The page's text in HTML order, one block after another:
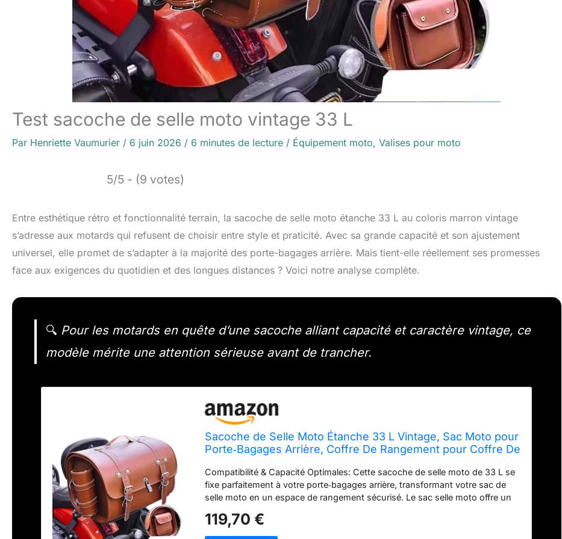
Test sacoche de selle moto vintage 33 L
Par Henriette Vaumurier / 6 juin 2026 / 6 minutes de lecture / Équipement moto, Valises pour moto
5/5 - (9 votes)
Entre esthétique rétro et fonctionnalité terrain, la sacoche de selle moto étanche 33 L au coloris marron vintage
s’adresse aux motards qui refusent de choisir entre style et praticité. Avec sa grande capacité et son ajustement
universel, elle promet de s’adapter à la majorité des porte-bagages arrière. Mais tient-elle réellement ses promesses
face aux exigences du quotidien et des longues distances ? Voici notre analyse complète.
🔍 Pour les motards en quête d’une sacoche alliant capacité et caractère vintage, ce
modèle mérite une attention sérieuse avant de trancher.
Sacoche de Selle Moto Étanche 33 L Vintage, Sac Moto pour
Porte‑Bagages Arrière, Coffre De Rangement pour Coffre De
Compatibilité & Capacité Optimales: Cette sacoche de selle moto de 33 L se
fixe parfaitement à votre porte‑bagages arrière, transformant votre sac de
selle moto en un espace de rangement sécurisé. Le sac selle moto offre un
cadres, et la sacoche moto selle arriere assure une stabilité sans pareil.
Matériau Premium & Finition Haut de Gamme: Notre sacoche moto, ainsi que
119,70 €